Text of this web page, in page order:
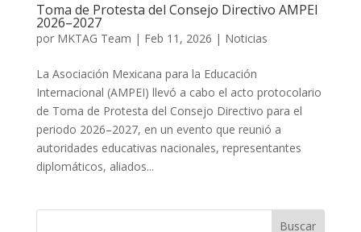
Toma de Protesta del Consejo Directivo AMPEI
2026–2027
por MKTAG Team | Feb 11, 2026 | Noticias
La Asociación Mexicana para la Educación
Internacional (AMPEI) llevó a cabo el acto protocolario
de Toma de Protesta del Consejo Directivo para el
periodo 2026–2027, en un evento que reunió a
autoridades educativas nacionales, representantes
diplomáticos, aliados...
Buscar